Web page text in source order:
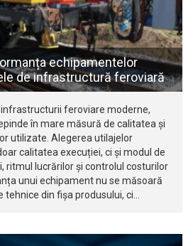
echipamentelor
de infrastructură feroviară
infrastructurii feroviare moderne,
în mare măsură de calitatea și
utilizate. Alegerea utilajelor
calitatea execuției, ci și modul de
ritmul lucrărilor și controlul costurilor
unui echipament nu se măsoară
tehnice din fișa produsului, ci…